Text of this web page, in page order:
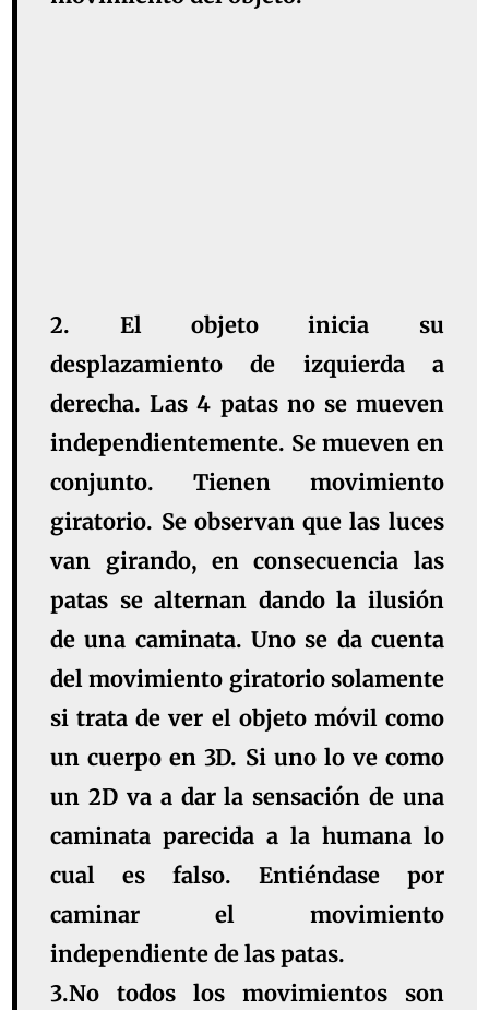
2. El objeto inicia su
desplazamiento de izquierda a
derecha. Las 4 patas no se mueven
independientemente. Se mueven en
conjunto. Tienen movimiento
giratorio. Se observan que las luces
van girando, en consecuencia las
patas se alternan dando la ilusión
de una caminata. Uno se da cuenta
del movimiento giratorio solamente
si trata de ver el objeto móvil como
un cuerpo en 3D. Si uno lo ve como
un 2D va a dar la sensación de una
caminata parecida a la humana lo
cual es falso. Entiéndase por
caminar el movimiento
independiente de las patas.
3.No todos los movimientos son